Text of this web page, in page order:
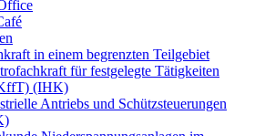
in einem begrenzten Teilgebiet
für festgelegte Tätigkeiten
(IHK)
Antriebs und Schützsteuerungen